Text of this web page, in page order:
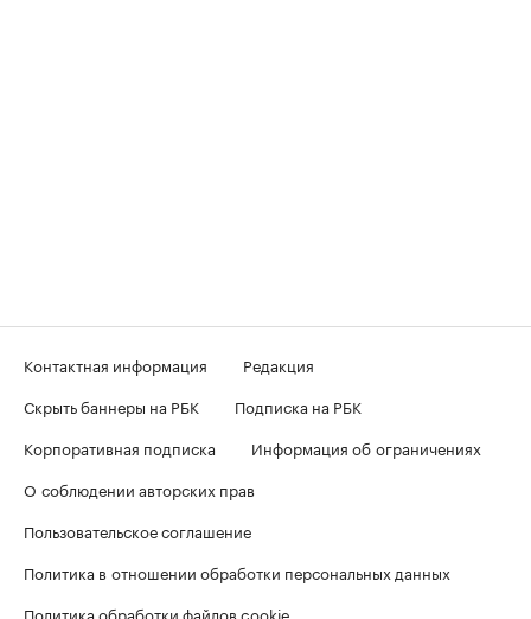
Контактная информация
Редакция
Скрыть баннеры на РБК
Подписка на РБК
Корпоративная подписка
Информация об ограничениях
О соблюдении авторских прав
Пользовательское соглашение
Политика в отношении обработки персональных данных
Политика обработки файлов cookie